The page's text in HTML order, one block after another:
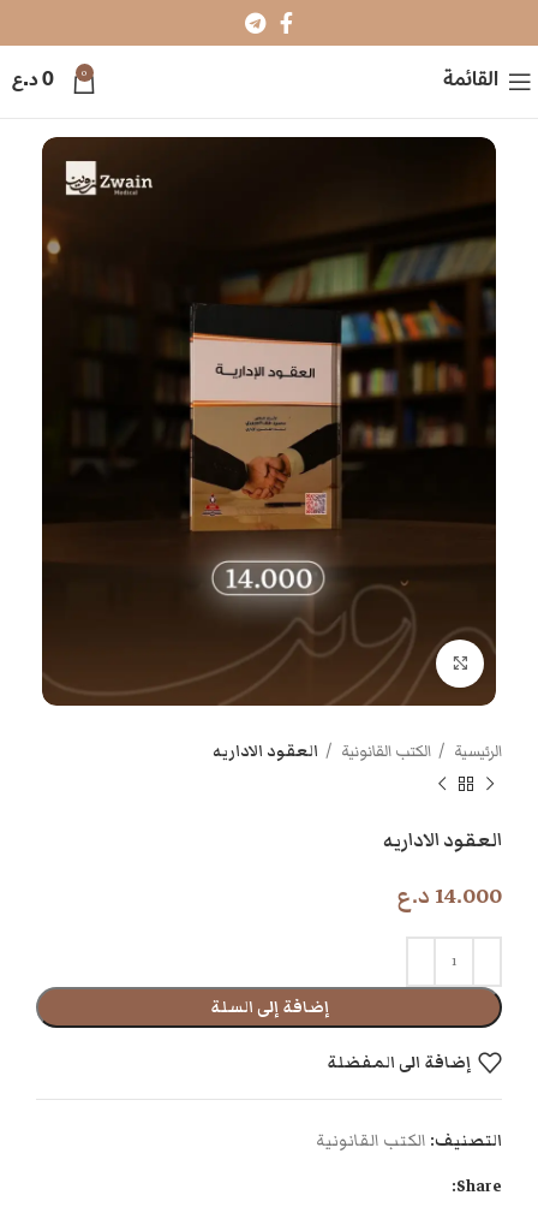
القائمة 0
0د.ع
اضغط للتكبير
الرئيسية الكتب القانونية العقود الاداريه
العقود الاداريه
14.000 د.ع
إضافة إلى السلة
إضافة الى المفضلة
التصنيف: الكتب القانونية
Share: